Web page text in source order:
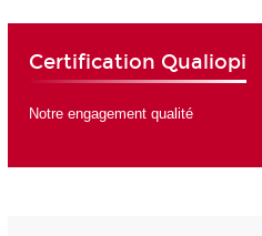
Certification Qualiopi
Notre engagement qualité